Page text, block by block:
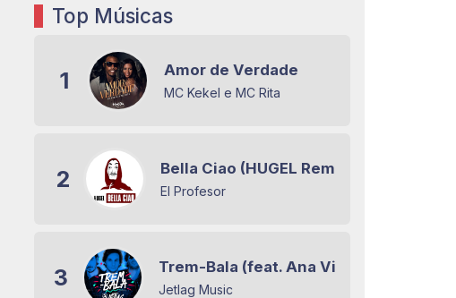
Top Músicas
1 Amor de Verdade
MC Kekel e MC Rita
2 Bella Ciao (HUGEL Remix)
El Profesor
3 Trem-Bala (feat. Ana Vilela)
Jetlag Music